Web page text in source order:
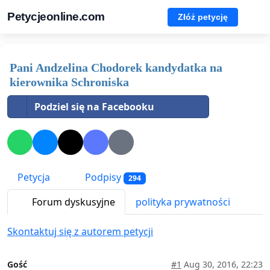
Petycjeonline.com Złóż petycję
Pani Andzelina Chodorek kandydatka na
kierownika Schroniska
Podziel się na Facebooku
Petycja Podpisy 294
Forum dyskusyjne polityka prywatności
Skontaktuj się z autorem petycji
Gość #1 Aug 30, 2016, 22:23